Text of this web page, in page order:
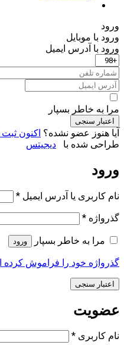
ورود
ورود با موبایل
ورود با ‫آدرس ایمیل
مرا به خاطر بسپار
اعتبار سنجی
آیا هنوز عضو نشده؟ اکنون ثبت
طراحی شده با
دیجیتس
ورود
نام کاربری یا آدرس ایمیل *
گذرواژه *الزامی
مرا به خاطر بسپار ورود
گذرواژه خود را فراموش کرده
اعتبار سنجی
عضویت
نام کاربری *الزامی